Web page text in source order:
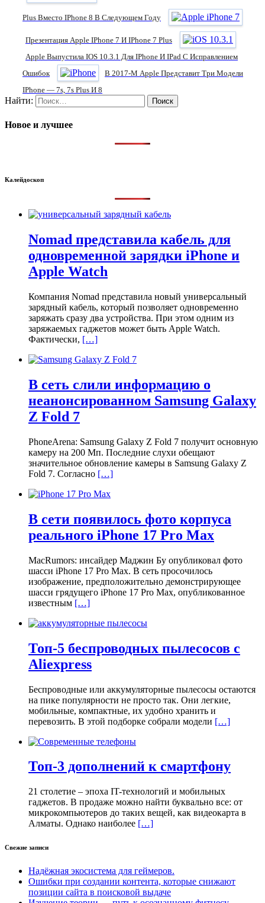
Plus Вместо IPhone 8 В Следующем Году
Презентация Apple IPhone 7 И IPhone 7 Plus
Apple Выпустила IOS 10.3.1 Для IPhone И IPad С Исправлением
Ошибок
В 2017-М Apple Представит Три Модели
IPhone — 7s, 7s Plus И 8
Найти:
Новое и лучшее
Калейдоскоп
Nomad представила кабель для
одновременной зарядки iPhone и
Apple Watch
Компания Nomad представила новый универсальный
зарядный кабель, который позволяет одновременно
заряжать сразу два устройства. При этом одним из
заряжаемых гаджетов может быть Apple Watch.
Фактически, […]
В сеть слили информацию о
неанонсированном Samsung Galaxy
Z Fold 7
PhoneArena: Samsung Galaxy Z Fold 7 получит основную
камеру на 200 Мп. Последние слухи обещают
значительное обновление камеры в Samsung Galaxy Z
Fold 7. Согласно […]
В сети появилось фото корпуса
реального iPhone 17 Pro Max
MacRumors: инсайдер Маджин Бу опубликовал фото
шасси iPhone 17 Pro Max. В сеть просочилось
изображение, предположительно демонстрирующее
шасси грядущего iPhone 17 Pro Max, опубликованное
известным […]
Топ-5 беспроводных пылесосов с
Aliexpress
Беспроводные или аккумуляторные пылесосы остаются
на пике популярности не просто так. Они легкие,
мобильные, компактные, их удобно хранить и
перевозить. В этой подборке собрали модели […]
Топ-3 дополнений к смартфону
21 столетие – эпоха IT-технологий и мобильных
гаджетов. В продаже можно найти буквально все: от
микрокомпьютеров до таких вещей, как видеокарта в
Алматы. Однако наиболее […]
Свежие записи
Надёжная экосистема для геймеров.
Ошибки при создании контента, которые снижают
позиции сайта в поисковой выдаче